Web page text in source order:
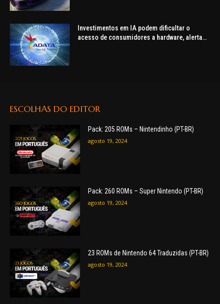
Investimentos em IA podem dificultar o
acesso de consumidores a hardware, alerta
ESCOLHAS DO EDITOR
Pack: 205 ROMs – Nintendinho (PT-BR)
agosto 19, 2024
Pack: 260 ROMs – Super Nintendo (PT-BR)
agosto 19, 2024
23 ROMs de Nintendo 64 Traduzidas (PT-BR)
agosto 19, 2024